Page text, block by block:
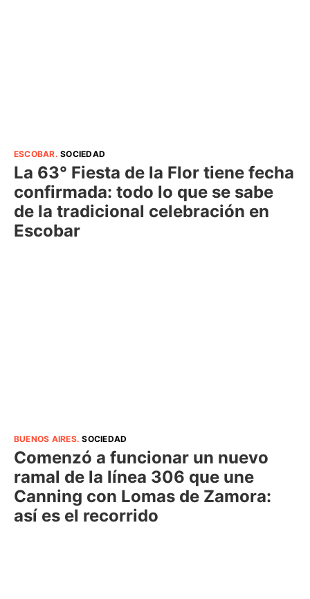
ESCOBAR.SOCIEDAD
La 63° Fiesta de la Flor tiene fecha
confirmada: todo lo que se sabe
de la tradicional celebración en
Escobar
BUENOS AIRES.SOCIEDAD
Comenzó a funcionar un nuevo
ramal de la línea 306 que une
Canning con Lomas de Zamora:
así es el recorrido